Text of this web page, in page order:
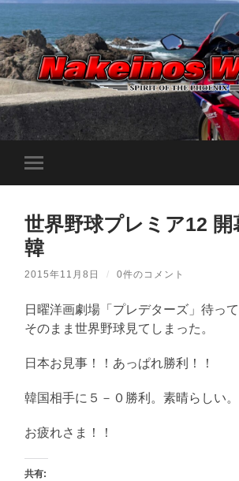
Nakeinos
world
ノ
ー
ル
味
日
記
を
に
書
ブ
ロ
バ
ル
メ
ニ
ュ
を
り
替
え
世界野球プレミア12 開
韓
2015年11月8日 / 0件のコメント
日曜洋画劇場「プレデターズ」待って
そのまま世界野球見てしまった。
日本お見事！！あっぱれ勝利！！
韓国相手に５－０勝利。素晴らしい。
お疲れさま！！
共有: